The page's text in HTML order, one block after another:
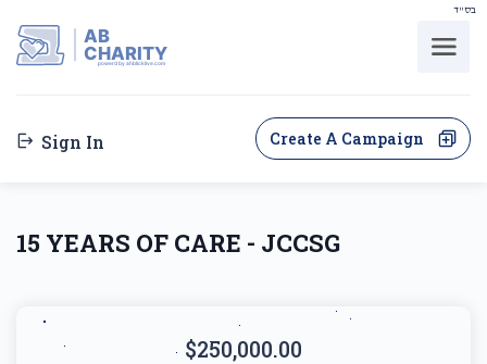
בס"ד
AB
CHARITY
powerd by ahblicklive.com
Sign In Create A Campaign
15 YEARS OF CARE - JCCSG
$250,000.00